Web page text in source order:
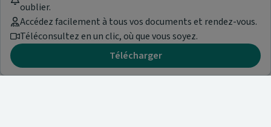
oublier.
Accédez facilement à tous vos documents et rendez-vous.
Téléconsultez en un clic, où que vous soyez.
Télécharger